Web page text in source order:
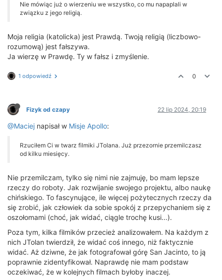
Nie mówiąc już o wierzeniu we wszystko, co mu napaplali w
związku z jego religią.
Moja religia (katolicka) jest Prawdą. Twoją religią (liczbowo-
rozumową) jest fałszywa.
Ja wierzę w Prawdę. Ty w fałsz i zmyślenie.
1 odpowiedź 0
Fizyk od czapy 22 lip 2024, 20:19
@Maciej napisał w Misje Apollo:
Rzuciłem Ci w twarz filmiki JTolana. Już przezornie przemilczasz
od kilku miesięcy.
Nie przemilczam, tylko się nimi nie zajmuję, bo mam lepsze
rzeczy do roboty. Jak rozwijanie swojego projektu, albo naukę
chińskiego. To fascynujące, ile więcej pożytecznych rzeczy da
się zrobić, jak człowiek da sobie spokój z przepychaniem się z
oszołomami (choć, jak widać, ciągle trochę kusi...).
Poza tym, kilka filmików przecież analizowałem. Na każdym z
nich JTolan twierdził, że widać coś innego, niż faktycznie
widać. Aż dziwne, że jak fotografował górę San Jacinto, to ją
poprawnie zidentyfikował. Naprawdę nie mam podstaw
oczekiwać, że w kolejnych filmach byłoby inaczej.